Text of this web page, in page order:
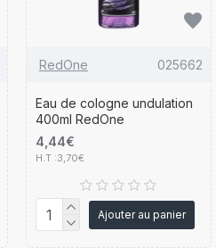
RedOne 025662
Eau de cologne undulation
400ml RedOne
4,44€
H.T :3,70€
Ajouter au panier